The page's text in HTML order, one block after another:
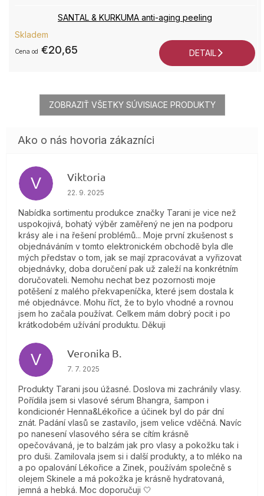
SANTAL & KURKUMA anti-aging peeling
Skladem
od €20,65 DETAIL
ZOBRAZIŤ VŠETKY SÚVISIACE PRODUKTY
V Viktoria
Hodnotenie obchodu je 4 z 5 hviezdičiek.
22. 9. 2025
Nabídka sortimentu produkce značky Tarani je vice než
uspokojivá, bohatý výběr zaměřený ne jen na podporu
krásy ale i na řešení problémů... Moje první zkušenost s
objednáváním v tomto elektronickém obchodě byla dle
mých představ o tom, jak se mají zpracovávat a vyřizovat
objednávky, doba doručení pak už zaleží na konkrétním
doručovateli. Nemohu nechat bez pozornosti moje
potěšení z malého překvapeníčka, které jsem dostala k
mé objednávce. Mohu říct, že to bylo vhodné a rovnou
jsem ho začala používat. Celkem mám dobrý pocit i po
krátkodobém užívání produktu. Děkuji
V Veronika B.
Hodnotenie obchodu je 5 z 5 hviezdičiek.
7. 7. 2025
Produkty Tarani jsou úžasné. Doslova mi zachránily vlasy.
Pořídila jsem si vlasové sérum Bhangra, šampon i
kondicionér Henna&Lékořice a účinek byl do pár dní
znát. Padání vlasů se zastavilo, jsem velice vděčná. Navíc
po nanesení vlasového séra se cítím krásně
opečovávaná, je to balzám jak pro vlasy a pokožku tak i
pro duši. Zamilovala jsem si i další produkty, a to mléko na
a po opalování Lékořice a Zinek, používám společně s
olejem Skinele a má pokožka je krásně hydratovaná,
jemná a hebká. Moc doporučuji 🤍